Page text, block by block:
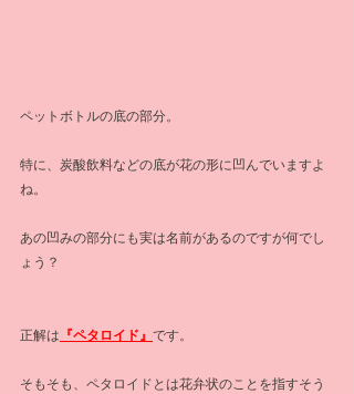
ペットボトルの底の部分。
特に、炭酸飲料などの底が花の形に凹んでいますよ
ね。
あの凹みの部分にも実は名前があるのですが何でし
ょう？
正解は 『ペタロイド』 です。
そもそも、ペタロイドとは花弁状のことを指すそう